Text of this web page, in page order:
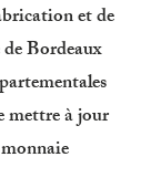
et de
Bordeaux
mettre à jour